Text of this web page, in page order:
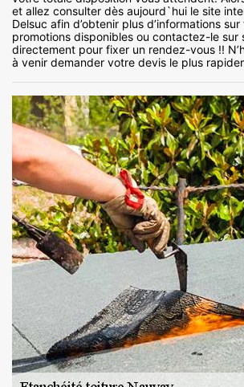
et allez consulter dès aujourd`hui le site
Delsuc afin d’obtenir plus d’informations
promotions disponibles ou contactez-le sur
directement pour fixer un rendez-vous !!
à venir demander votre devis le plus